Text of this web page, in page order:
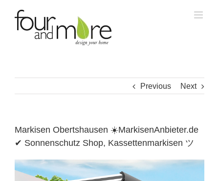
content
Previous Next
Markisen Obertshausen ☀️MarkisenAnbieter.de
✔ Sonnenschutz Shop, Kassettenmarkisen ツ